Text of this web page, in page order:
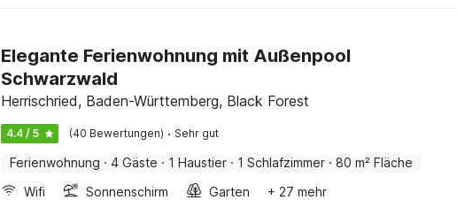
Elegante Ferienwohnung mit Außenpool
Schwarzwald
Herrischried, Baden-Württemberg, Black Forest
4.4 / 5 (40 Bewertungen) · Sehr gut
Ferienwohnung · 4 Gäste · 1 Haustier · 1 Schlafzimmer · 80 m² Fläche
Wifi
Sonnenschirm Garten
+ 27 mehr